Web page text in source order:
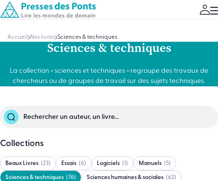
Accueil Nos livres Sciences & techniques
Sciences & techniques
La collection « sciences et techniques » regroupe des travaux de
chercheurs ou de groupes de travail sur des sujets techniques.
Collections
Beaux Livres 23 Essais 6 Logiciels Manuels 5
Sciences & techniques 76 Sciences humaines & sociales 62